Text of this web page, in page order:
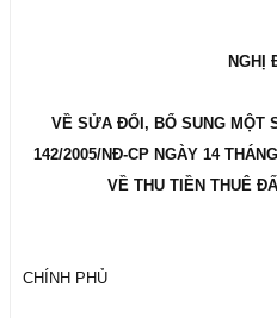
NGHỊ
VỀ SỬA ĐỔI, BỔ SUNG MỘT
142/2005/NĐ-CP NGÀY 14
VỀ THU TIỀN THUÊ
CHÍNH PHỦ